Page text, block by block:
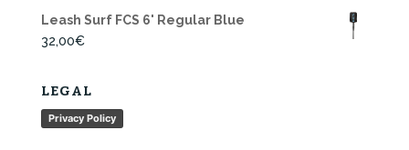
Leash Surf FCS 6' Regular Blue
32,00€
LEGAL
Privacy Policy